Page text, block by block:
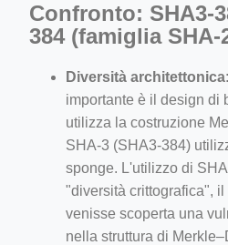
Confronto: SHA3-
384 (famiglia SHA-
Diversità architettonica
importante è il design di
utilizza la costruzione
SHA-3 (SHA3-384)
sponge. L'utilizzo di
"diversità crittografica",
venisse scoperta una
nella struttura di